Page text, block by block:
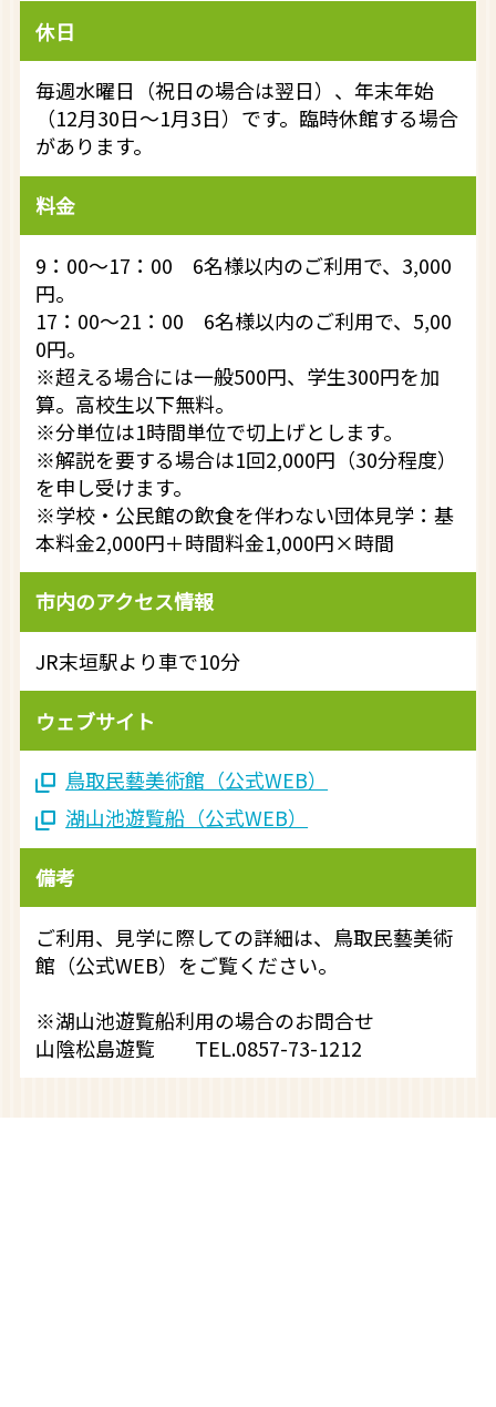
休日
毎週水曜日（祝日の場合は翌日）、年末年始
（12月30日～1月3日）です。臨時休館する場合
があります。
料金
9：00～17：00 6名様以内のご利用で、3,000
円。
17：00～21：00 6名様以内のご利用で、5,00
0円。
※超える場合には一般500円、学生300円を加
算。高校生以下無料。
※分単位は1時間単位で切上げとします。
※解説を要する場合は1回2,000円（30分程度）
を申し受けます。
※学校・公民館の飲食を伴わない団体見学：基
本料金2,000円＋時間料金1,000円×時間
市内のアクセス情報
JR末垣駅より車で10分
ウェブサイト
鳥取民藝美術館（公式WEB）
湖山池遊覧船（公式WEB）
備考
ご利用、見学に際しての詳細は、鳥取民藝美術
館（公式WEB）をご覧ください。
※湖山池遊覧船利用の場合のお問合せ
山陰松島遊覧 TEL.0857-73-1212